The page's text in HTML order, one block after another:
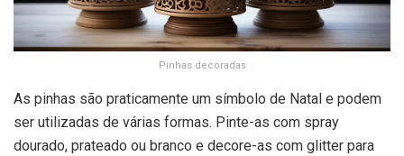
Pinhas decoradas
As pinhas são praticamente um símbolo de Natal e podem
ser utilizadas de várias formas. Pinte-as com spray
dourado, prateado ou branco e decore-as com glitter para